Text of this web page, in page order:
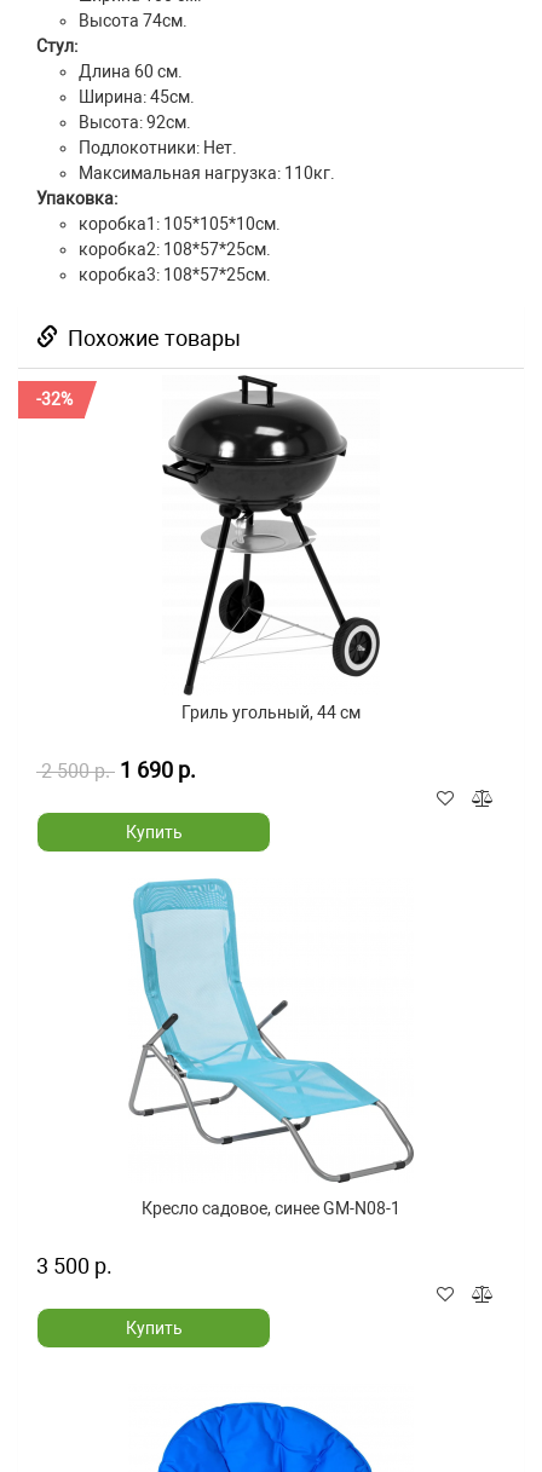
Высота 74см.
Стул:
Длина 60 см.
Ширина: 45см.
Высота: 92см.
Подлокотники: Нет.
Максимальная нагрузка: 110кг.
Упаковка:
коробка1: 105*105*10см.
коробка2: 108*57*25см.
коробка3: 108*57*25см.
Похожие товары
-32%
Гриль угольный, 44 см
2 500 р. 1 690 р.
Купить
Кресло садовое, синее GM-N08-1
3 500 р.
Купить